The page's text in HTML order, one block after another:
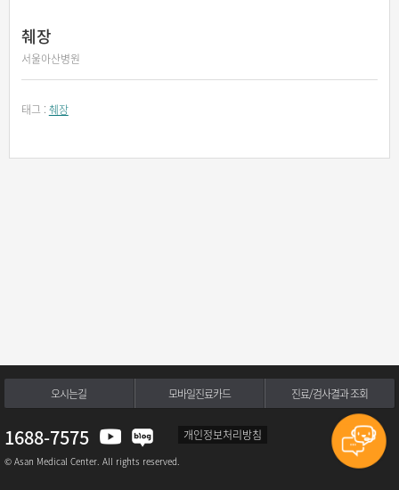
췌장
서울아산병원
태그 : 췌장
오시는길 모바일진료카드 진료/검사결과 조회
1688-7575 개인정보처리방침
© Asan Medical Center. All rights reserved.